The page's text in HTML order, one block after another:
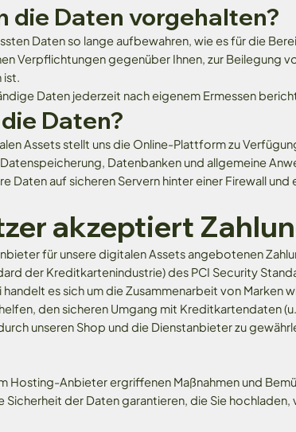
die Daten vorgehalten?
Daten so lange aufbewahren, wie es für die
Verpflichtungen gegenüber Ihnen, zur Beilegung
ist.
Daten jederzeit nach eigenem Ermessen
Daten?
Assets stellt uns die Online-Plattform zu
Datenbanken und allgemeine
Daten auf sicheren Servern hinter einer Firewall
akzeptiert
für unsere digitalen Assets angebotenen
der Kreditkartenindustrie) des PCI Security
es sich um die Zusammenarbeit von Marken
den sicheren Umgang mit Kreditkartendaten
unseren Shop und die Dienstanbieter zu
Hosting-Anbieter ergriffenen Maßnahmen und
Sicherheit der Daten garantieren, die Sie